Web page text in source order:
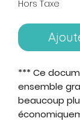
Hors Taxe
*** Ce
ensemble
beaucoup